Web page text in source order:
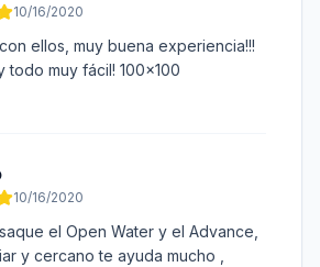
10/16/2020
ellos, muy buena experiencia!!!
todo muy fácil! 100x100
10/16/2020
el Open Water y el Advance,
y cercano te ayuda mucho ,